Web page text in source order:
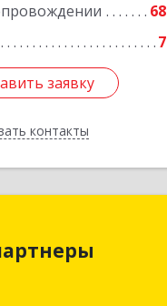
68
7
заявку
контакты
заявку
Назад
Крым Респ, Феодосия г,